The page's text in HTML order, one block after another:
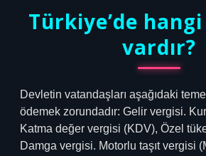
Türkiye’de
vardır?
Devletin vatandaşları aşağıdaki
ödemek zorundadır: Gelir vergisi.
Katma değer vergisi (KDV), Özel
Damga vergisi. Motorlu taşıt vergisi